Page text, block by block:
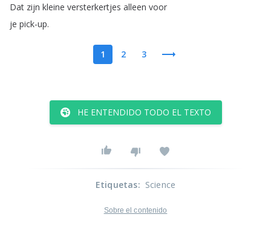
Dat zijn kleine versterkertjes alleen voor
je pick-up.
1 2 3
HE ENTENDIDO TODO EL TEXTO
Etiquetas: Science
Sobre el contenido